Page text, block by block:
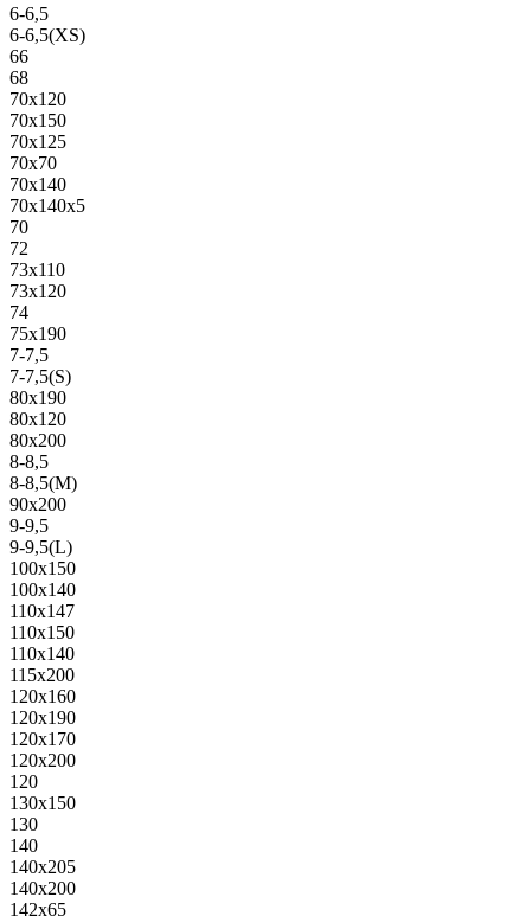
6-6,5
6-6,5(XS)
66
68
70х120
70х150
70х125
70х70
70х140
70х140х5
70
72
73х110
73х120
74
75х190
7-7,5
7-7,5(S)
80х190
80х120
80х200
8-8,5
8-8,5(M)
90х200
9-9,5
9-9,5(L)
100х150
100х140
110х147
110х150
110х140
115х200
120х160
120х190
120х170
120х200
120
130х150
130
140
140х205
140х200
142х65